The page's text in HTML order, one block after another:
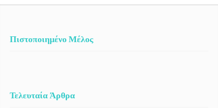
Πιστοποιημένο Μέλος
Τελευταία Άρθρα